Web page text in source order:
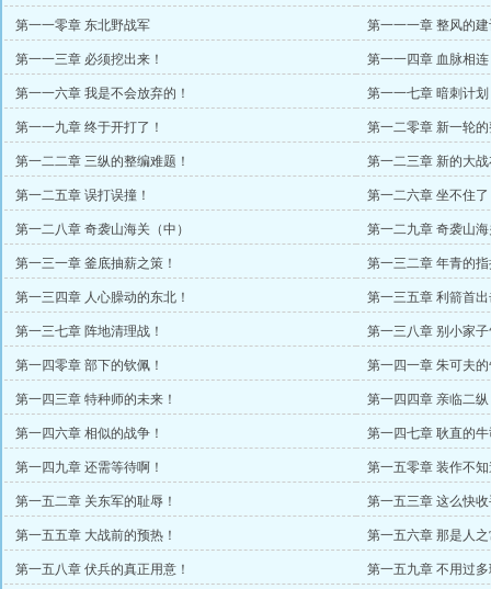
第一一零章 东北野战军 第一一一章 整风的
第一一三章 必须挖出来！ 第一一四章 血脉相连
第一一六章 我是不会放弃的！ 第一一七章 暗刺计划
第一一九章 终于开打了！ 第一二零章 新一轮
第一二二章 三纵的整编难题！ 第一二三章 新的大
第一二五章 误打误撞！ 第一二六章 坐不住了
第一二八章 奇袭山海关（中） 第一二九章 奇袭山
第一三一章 釜底抽薪之策！ 第一三二章 年青的
第一三四章 人心臊动的东北！ 第一三五章 利箭首
第一三七章 阵地清理战！ 第一三八章 别小家
第一四零章 部下的钦佩！ 第一四一章 朱可夫
第一四三章 特种师的未来！ 第一四四章 亲临二纵
第一四六章 相似的战争！ 第一四七章 耿直的
第一四九章 还需等待啊！ 第一五零章 装作不
第一五二章 关东军的耻辱！ 第一五三章 这么快
第一五五章 大战前的预热！ 第一五六章 那是人
第一五八章 伏兵的真正用意！ 第一五九章 不用过